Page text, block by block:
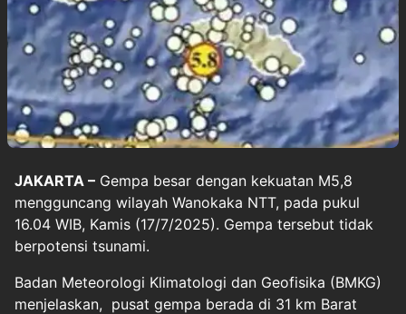
JAKARTA – Gempa besar dengan kekuatan M5,8
mengguncang wilayah Wanokaka NTT, pada pukul
16.04 WIB, Kamis (17/7/2025). Gempa tersebut tidak
berpotensi tsunami.
Badan Meteorologi Klimatologi dan Geofisika (BMKG)
menjelaskan, pusat gempa berada di 31 km Barat